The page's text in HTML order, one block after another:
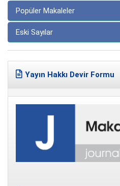
Popüler Makaleler
Eski Sayılar
Yayın Hakkı Devir Formu